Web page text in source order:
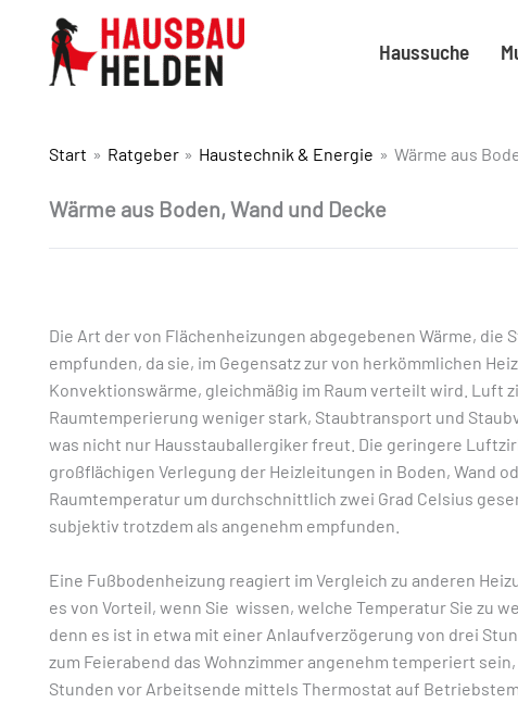
Haussuche
Start Ratgeber Haustechnik & Energie Wärme aus
Wärme aus Boden, Wand und Decke
Die Art der von Flächenheizungen abgegebenen Wärme, die
empfunden, da sie, im Gegensatz zur von herkömmlichen
Konvektionswärme, gleichmäßig im Raum verteilt wird. Luft
Raumtemperierung weniger stark, Staubtransport und
was nicht nur Hausstauballergiker freut. Die geringere
großflächigen Verlegung der Heizleitungen in Boden, Wand
Raumtemperatur um durchschnittlich zwei Grad Celsius
subjektiv trotzdem als angenehm empfunden.
Eine Fußbodenheizung reagiert im Vergleich zu anderen
es von Vorteil, wenn Sie wissen, welche Temperatur Sie zu
denn es ist in etwa mit einer Anlaufverzögerung von drei
zum Feierabend das Wohnzimmer angenehm temperiert
Stunden vor Arbeitsende mittels Thermostat auf